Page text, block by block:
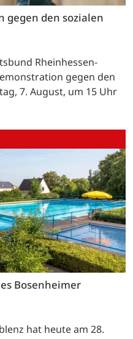
gegen den sozialen
Rheinhessen-
gegen den
7. August, um 15 Uhr
Bosenheimer
hat heute am 28.